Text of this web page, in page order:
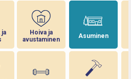
Hoiva ja
avustaminen
Asuminen